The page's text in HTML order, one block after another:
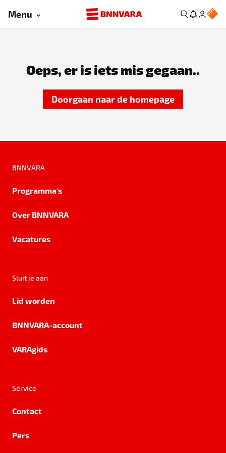
Menu
Oeps, er is iets mis gegaan..
Doorgaan naar de homepage
BNNVARA
Programma's
Over BNNVARA
Vacatures
Sluit je aan
Lid worden
BNNVARA-account
VARAgids
Service
Contact
Pers